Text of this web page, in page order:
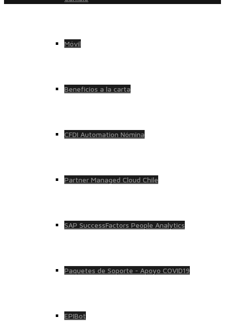
Móvil
Beneficios a la carta
CFDI Automation Nómina
Partner Managed Cloud Chile
SAP SuccessFactors People Analytics
Paquetes de Soporte - Apoyo COVID19
EPIBot